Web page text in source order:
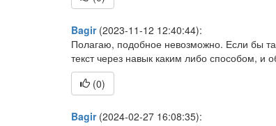
Bagir(2023-11-12 12:40:44):
Полагаю, подобное невозможно. Если бы
текст через навык каким либо способом, и
(0)
Bagir(2024-02-27 16:08:35):